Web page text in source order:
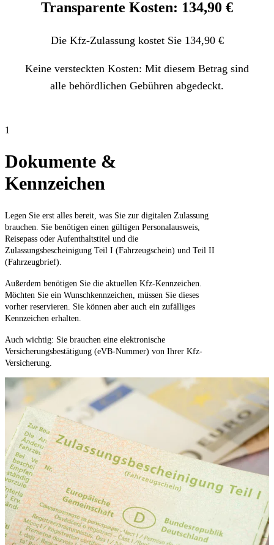
Transparente Kosten: 134,90 €
Die Kfz-Zulassung kostet Sie 134,90 €
Keine versteckten Kosten: Mit diesem Betrag sind
alle behördlichen Gebühren abgedeckt.
1
Dokumente &
Kennzeichen
Legen Sie erst alles bereit, was Sie zur digitalen Zulassung
brauchen. Sie benötigen einen gültigen Personalausweis,
Reisepass oder Aufenthaltstitel und die
Zulassungsbescheinigung Teil I (Fahrzeugschein) und Teil II
(Fahrzeugbrief).
Außerdem benötigen Sie die aktuellen Kfz-Kennzeichen.
Möchten Sie ein Wunschkennzeichen, müssen Sie dieses
vorher reservieren. Sie können aber auch ein zufälliges
Kennzeichen erhalten.
Auch wichtig: Sie brauchen eine elektronische
Versicherungsbestätigung (eVB-Nummer) von Ihrer Kfz-
Versicherung.